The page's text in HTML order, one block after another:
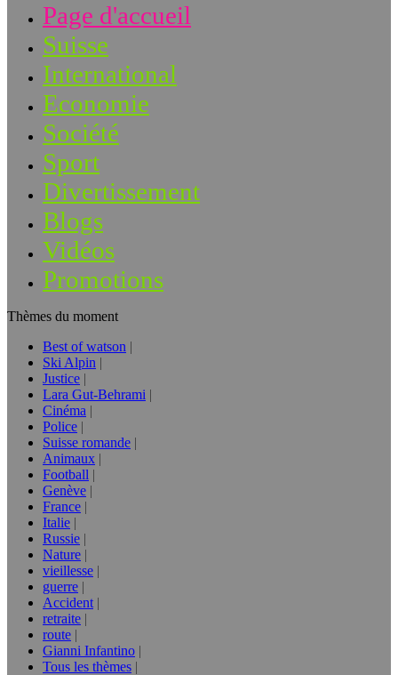
Page d'accueil
Suisse
International
Economie
Société
Sport
Divertissement
Blogs
Vidéos
Promotions
Thèmes du moment
Best of watson
Ski Alpin
Justice
Lara Gut-Behrami
Cinéma
Police
Suisse romande
Animaux
Football
Genève
France
Italie
Russie
Nature
vieillesse
guerre
Accident
retraite
route
Gianni Infantino
Tous les thèmes